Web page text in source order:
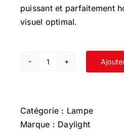
puissant et parfaitement
visuel optimal.
quantité
de
dessin
Catégorie : Lampe
Marque : Daylight